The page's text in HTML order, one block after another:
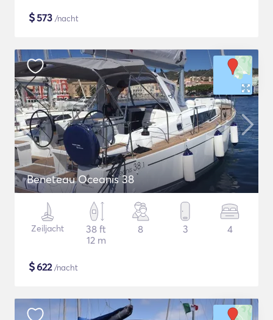
$573 /nacht
Beneteau Oceanis 38
Zeiljacht
38 ft
12 m
8 3 4
$622/nacht